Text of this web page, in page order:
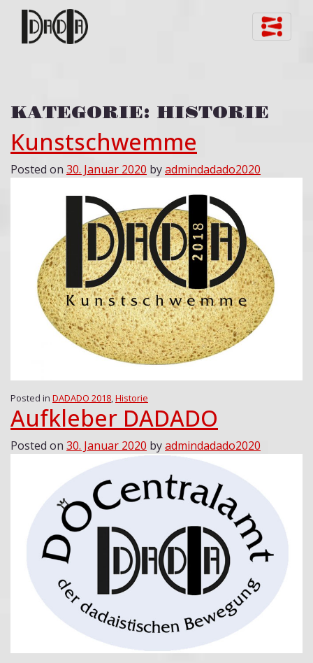
Skip to content
KATEGORIE: HISTORIE
Kunstschwemme
Posted on 30. Januar 2020 byadmindadado2020
Posted in DADADO 2018 Historie
Aufkleber DADADO
Posted on 30. Januar 2020 byadmindadado2020